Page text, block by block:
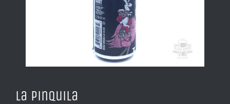
La Pinquila